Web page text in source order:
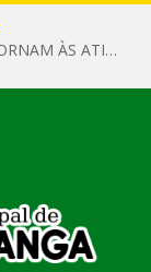
SERVIDORES DA CÂMARA MUNICIPAL RETORNAM ÀS ATIVIDADES APÓS O RECESSO PARLAMENTAR